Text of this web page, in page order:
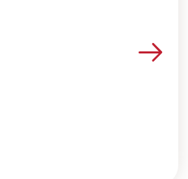
Voir les détails de la